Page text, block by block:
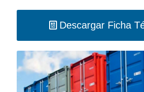
Descargar Ficha